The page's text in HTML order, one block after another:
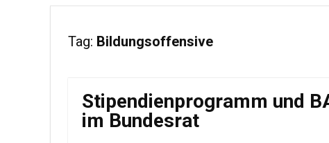
Tag: Bildungsoffensive
Stipendienprogramm und
im Bundesrat